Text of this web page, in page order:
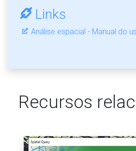
Links
Análise espacial - Manual do
Recursos